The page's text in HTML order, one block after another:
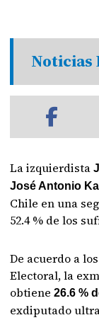
Noticias
La izquierdista
José Antonio
Chile en una
52.4 % de los
De acuerdo a
Electoral, la
obtiene26.6 %
exdiputado